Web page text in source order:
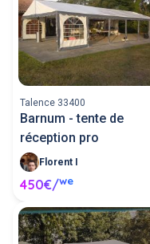
Talence 33400
Barnum - tente de
réception pro
Florent I
450€/we